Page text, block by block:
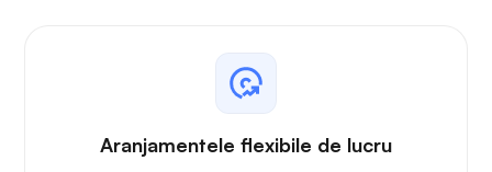
Aranjamentele flexibile de lucru